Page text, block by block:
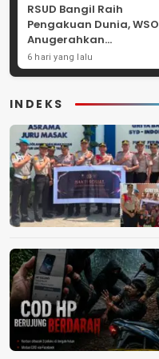
RSUD Bangil Raih
Pengakuan Dunia, WSO
Anugerahkan
Penghargaan
Internasional untuk
6 hari yang lalu
INDEKS